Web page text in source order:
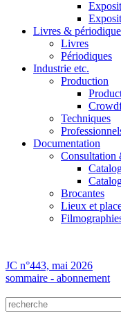
Livres &
Livres
Périodiques
Industrie etc.
Production
Techniques
Documentation
Consultation
Brocantes
Lieux et
JC n°443, mai 2026
sommaire - abonnement